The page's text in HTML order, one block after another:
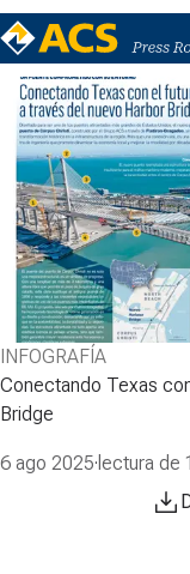
INFOGRAFÍA
Conectando Texas
Bridge
6 ago 2025· lectura de